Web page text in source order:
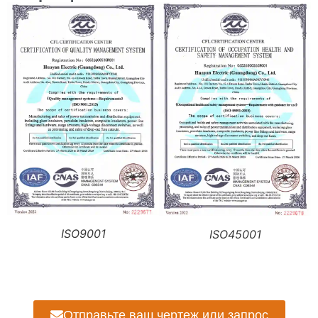
ISO9001 ISO45001
Отправьте ваш чертеж или запрос